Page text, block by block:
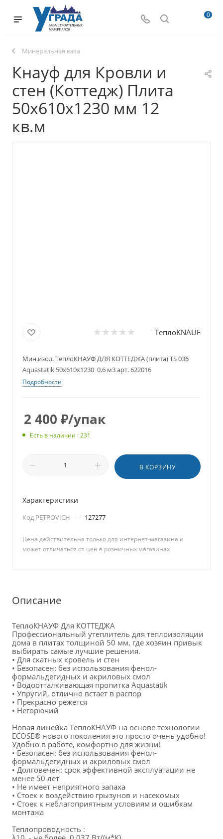
0
Минеральная вата
Кнауф для Кровли и
стен (Коттедж) Плита
50х610х1230 мм 12
кв.м
ТеплоKNAUF
Мин.изол. ТеплоКНАУФ ДЛЯ КОТТЕДЖА (плита) TS 036
Aquastatik 50х610х1230 0,6 м3 арт. 622016
Подробности
2 400 ₽/упак
Есть в наличии : 231
В КОРЗИНУ
Характеристики
Код PETROVICH — 127277
Цена действительна только для интернет-магазина и
может отличаться от цен в розничных магазинах
Описание
ТеплоКНАУФ Для КОТТЕДЖА
Профессиональный утеплитель для теплоизоляции
дома в плитах толщиной 50 мм, где хозяин привык
выбирать самые лучшие решения.
• Для скатных кровель и стен
• Безопасен: без использования фенол-
формальдегидных и акриловых смол
• Водоотталкивающая пропитка Aquastatik
• Упругий, отлично встает в распор
• Прекрасно режется
• Негорючий
Новая линейка ТеплоКНАУФ на основе технологии
ECOSE® нового поколения это просто очень удобно!
Удобно в работе, комфортно для жизни!
• Безопасен: без использования фенол-
формальдегидных и акриловых смол
• Долговечен: срок эффективной эксплуатации не
менее 50 лет
• Не имеет неприятного запаха
• Стоек к воздействию грызунов и насекомых
• Стоек к неблагоприятным условиям и ошибкам
монтажа
Теплопроводность :